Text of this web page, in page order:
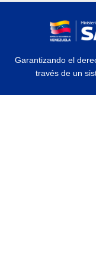
Garantizando el
través de un